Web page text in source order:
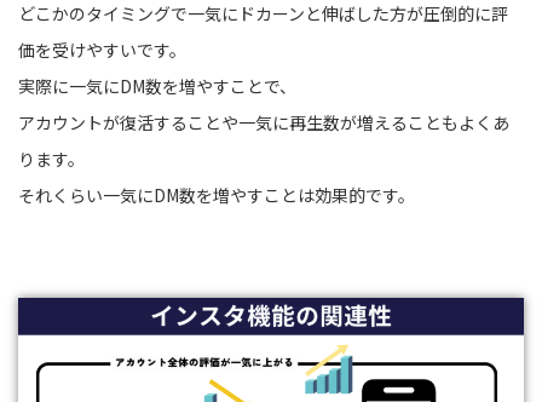
どこかのタイミングで一気にドカーンと伸ばした方が圧倒的に評
価を受けやすいです。
実際に一気にDM数を増やすことで、
アカウントが復活することや一気に再生数が増えることもよくあ
ります。
それくらい一気にDM数を増やすことは効果的です。